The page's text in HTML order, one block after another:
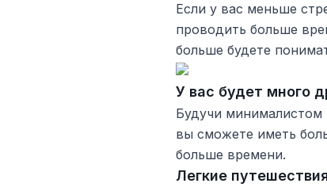
Если у вас меньше
проводить больше
больше будете
У вас будет много
Будучи минималистом
вы сможете иметь
больше времени.
Легкие